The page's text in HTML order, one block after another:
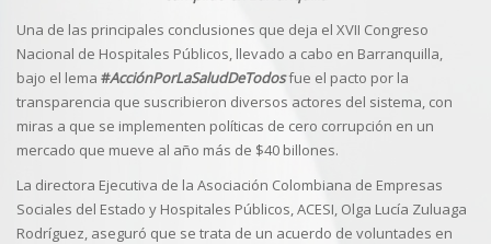
Una de las principales conclusiones que deja el XVII Congreso
Nacional de Hospitales Públicos, llevado a cabo en Barranquilla,
bajo el lema #AcciónPorLaSaludDeTodosfue el pacto por la
transparencia que suscribieron diversos actores del sistema, con
miras a que se implementen políticas de cero corrupción en un
mercado que mueve al año más de $40 billones.
La directora Ejecutiva de la Asociación Colombiana de Empresas
Sociales del Estado y Hospitales Públicos, ACESI, Olga Lucía Zuluaga
Rodríguez, aseguró que se trata de un acuerdo de voluntades en